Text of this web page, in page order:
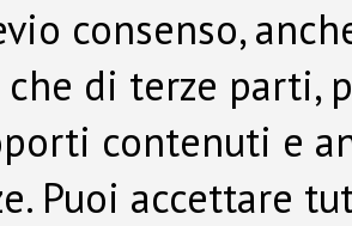
consenso,
di terze parti,
contenuti e
Puoi accettare